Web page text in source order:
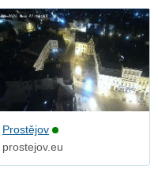
Prostějov
prostejov.eu